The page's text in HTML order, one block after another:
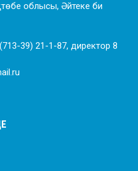
облысы, Әйтеке би
39) 21-1-87, директор 8